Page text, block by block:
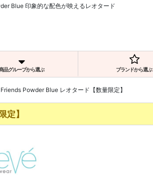
Blue 印象的な配色が映えるレオタード
品グループから選ぶ ブランドから選ぶ
Powder Blue レオタード【数量限定】
】